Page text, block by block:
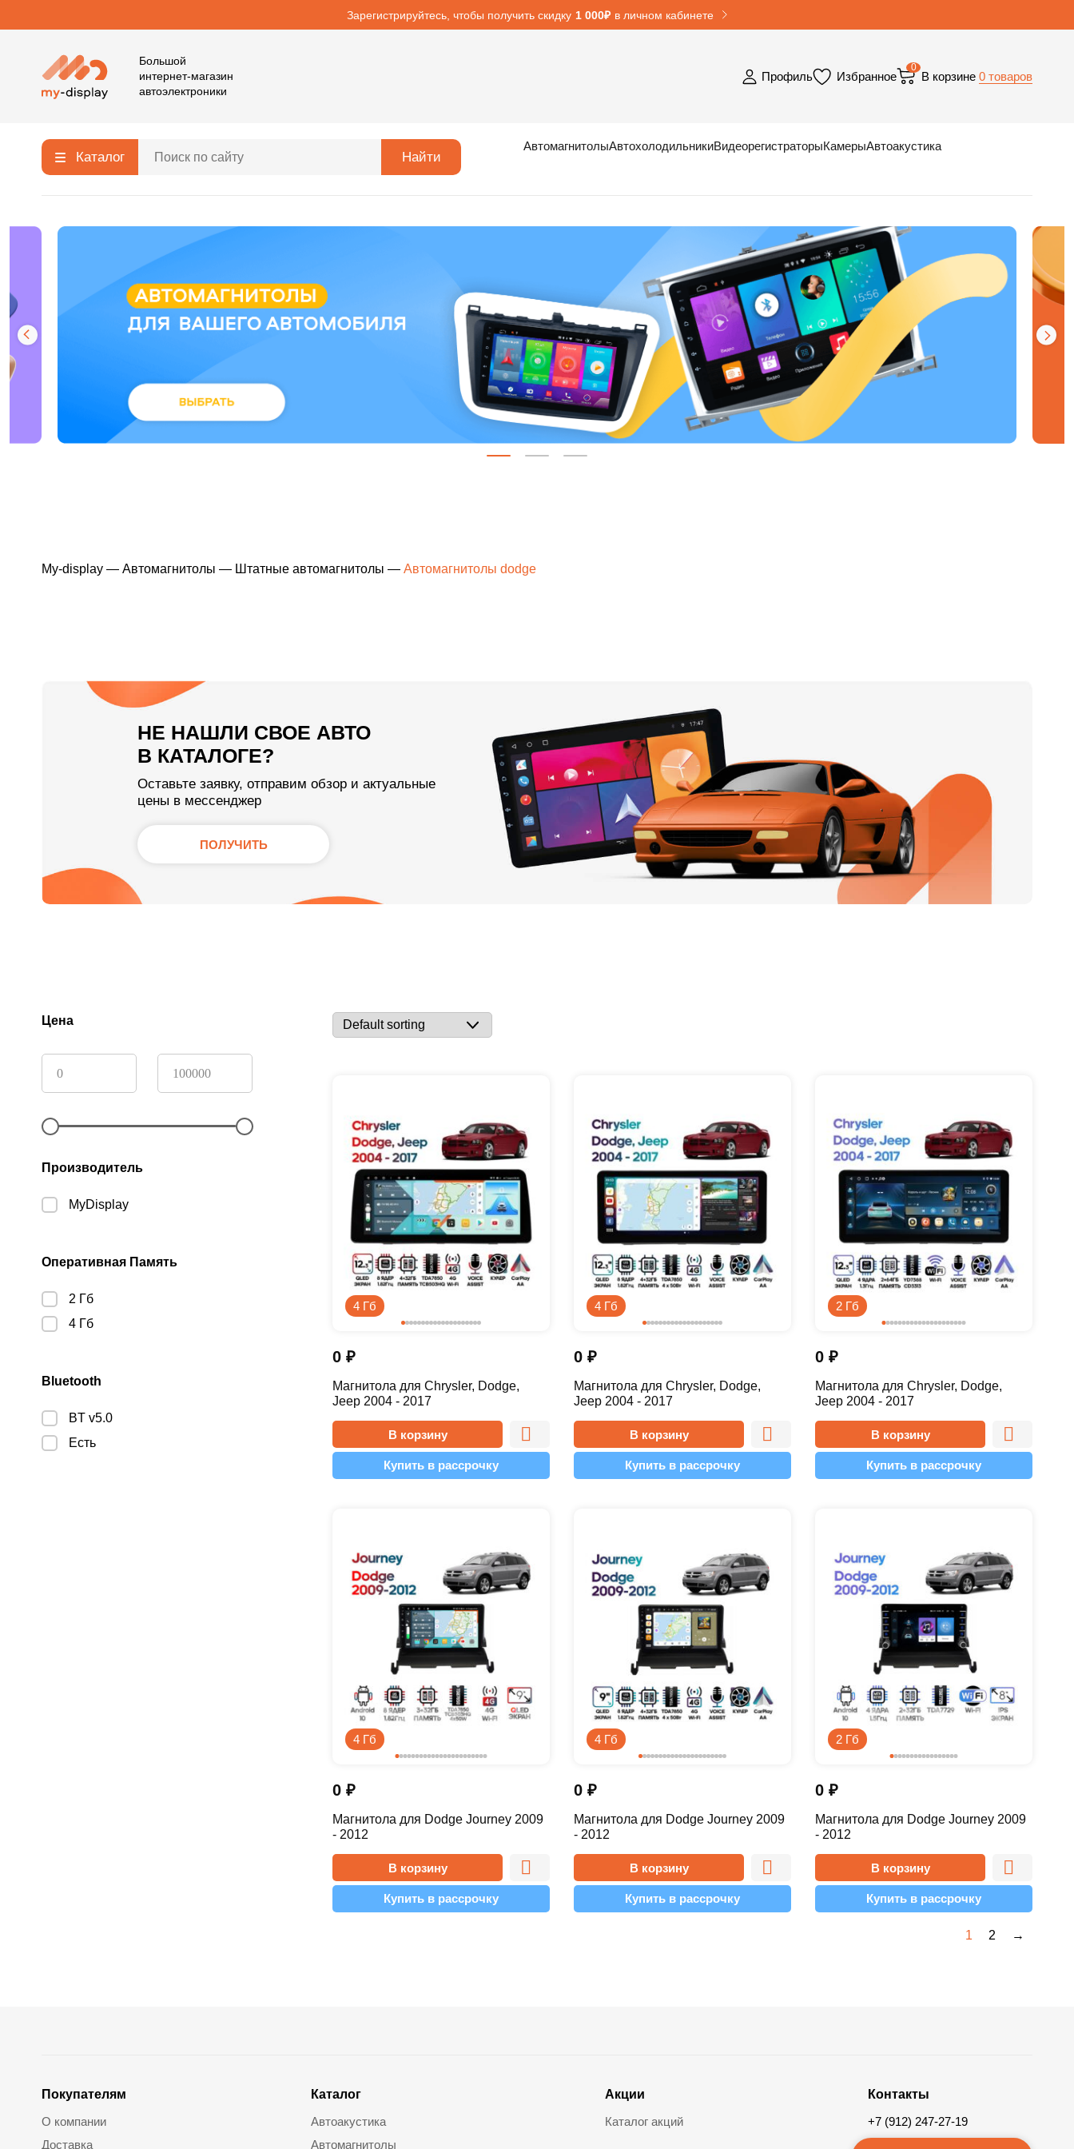
Зарегистрируйтесь, чтобы получить скидку 1 000₽ в личном кабинете
Большой
интернет-магазин
автоэлектроники
Профиль Избранное
0
В корзине 0 товаров
Каталог Найти
АвтомагнитолыАвтохолодильникиВидеорегистраторыКамерыАвтоакустика
My-display — Автомагнитолы — Штатные автомагнитолы — Автомагнитолы dodge
НЕ НАШЛИ СВОЕ АВТО
В КАТАЛОГЕ?
Оставьте заявку, отправим обзор и актуальные
цены в мессенджер
ПОЛУЧИТЬ
Цена
Производитель
MyDisplay
Оперативная Память
2 Гб
4 Гб
Bluetooth
BT v5.0
Есть
4 Гб
0 ₽
Магнитола для Chrysler, Dodge,
Jeep 2004 - 2017
В корзину
Купить в рассрочку
4 Гб
0 ₽
Магнитола для Chrysler, Dodge,
Jeep 2004 - 2017
В корзину
Купить в рассрочку
2 Гб
0 ₽
Магнитола для Chrysler, Dodge,
Jeep 2004 - 2017
В корзину
Купить в рассрочку
4 Гб
0 ₽
Магнитола для Dodge Journey 2009
- 2012
В корзину
Купить в рассрочку
4 Гб
0 ₽
Магнитола для Dodge Journey 2009
- 2012
В корзину
Купить в рассрочку
2 Гб
0 ₽
Магнитола для Dodge Journey 2009
- 2012
В корзину
Купить в рассрочку
1 2 →
Покупателям
О компании
Доставка
Каталог
Автоакустика
Автомагнитолы
Акции
Каталог акций
Контакты
+7 (912) 247-27-19